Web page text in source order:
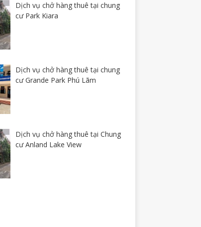
Dịch vụ chở hàng thuê tại chung
cư Park Kiara
Dịch vụ chở hàng thuê tại chung
cư Grande Park Phú Lãm
Dịch vụ chở hàng thuê tại Chung
cư Anland Lake View